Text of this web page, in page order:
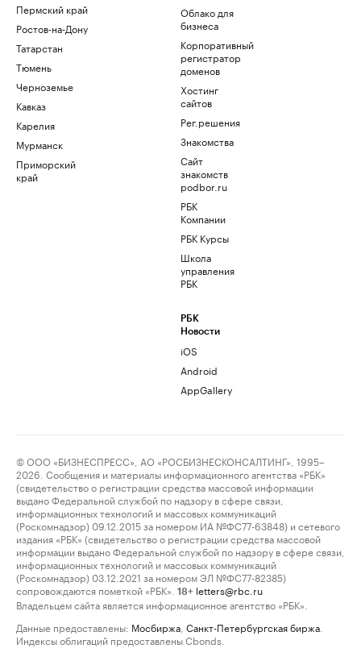
Пермский край
Ростов-на-Дону
Татарстан
Тюмень
Черноземье
Кавказ
Карелия
Мурманск
Приморский
край
Облако для
бизнеса
Корпоративный
регистратор
доменов
Хостинг
сайтов
Рег.решения
Знакомства
Сайт
знакомств
podbor.ru
РБК
Компании
РБК Курсы
Школа
управления
РБК
РБК
Новости
iOS
Android
AppGallery
© ООО «БИЗНЕСПРЕСС», АО «РОСБИЗНЕСКОНСАЛТИНГ», 1995–
2026. Сообщения и материалы информационного агентства «РБК»
(свидетельство о регистрации средства массовой информации
выдано Федеральной службой по надзору в сфере связи,
информационных технологий и массовых коммуникаций
(Роскомнадзор) 09.12.2015 за номером ИА №ФС77-63848) и сетевого
издания «РБК» (свидетельство о регистрации средства массовой
информации выдано Федеральной службой по надзору в сфере связи,
информационных технологий и массовых коммуникаций
(Роскомнадзор) 03.12.2021 за номером ЭЛ №ФС77-82385)
сопровождаются пометкой «РБК».
18+ letters@rbc.ru
Владельцем сайта является информационное агентство «РБК».
Данные предоставлены: Мосбиржа Санкт-Петербургская биржа
Индексы облигаций предоставлены Cbonds.